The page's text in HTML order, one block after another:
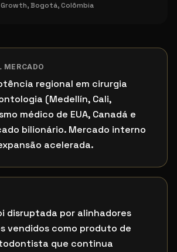
Bogotá, Colômbia
MERCADO
regional em cirurgia
(Medellín, Cali,
médico de EUA, Canadá e
bilionário. Mercado interno
acelerada.
disruptada por alinhadores
vendidos como produto de
que continua